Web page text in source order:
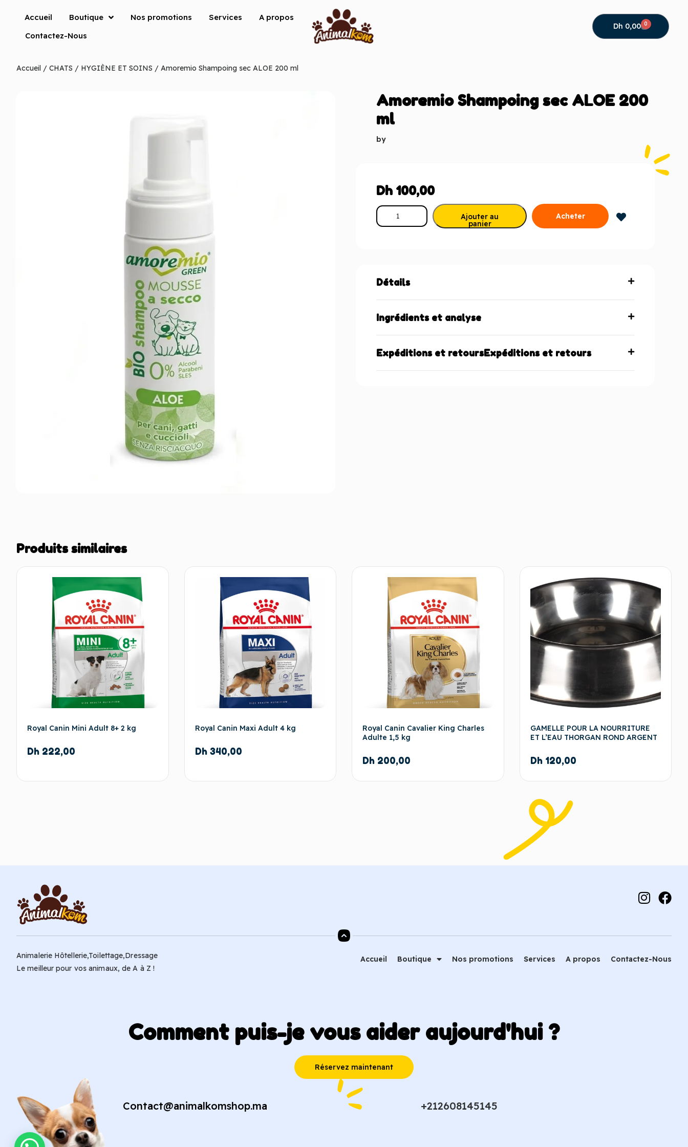
Accueil Boutique Nos promotions Services
A propos
Contactez-Nous
Dh 0,00 0
Accueil / CHATS / HYGIÈNE ET SOINS / Amoremio Shampoing sec ALOE 200 ml
Amoremio Shampoing sec ALOE 200
ml
by
Dh 100,00
Ajouter au
panier
Acheter
Détails
Ingrédients et analyse
Expéditions et retoursExpéditions et retours
Produits similaires
Royal Canin Mini Adult 8+ 2 kg
Dh 222,00
Royal Canin Maxi Adult 4 kg
Dh340,00
Royal Canin Cavalier King Charles
Adulte 1,5 kg
Dh 200,00
GAMELLE POUR LA NOURRITURE
ET L’EAU THORGAN ROND ARGENT
Dh120,00
Animalerie Hôtellerie,Toilettage,Dressage
Le meilleur pour vos animaux, de A à Z !
Accueil Boutique Nos promotions Services A propos Contactez-Nous
Comment puis-je vous aider aujourd'hui ?
Contact@animalkomshop.ma
Réservez maintenant
+212608145145